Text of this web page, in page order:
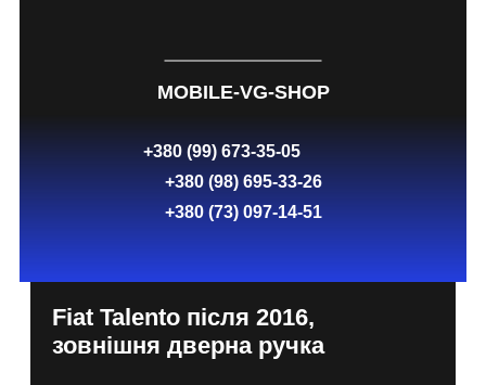
MOBILE-VG-SHOP
+380 (99) 673-35-05
+380 (98) 695-33-26
+380 (73) 097-14-51
Fiat Talento після 2016,
зовнішня дверна ручка